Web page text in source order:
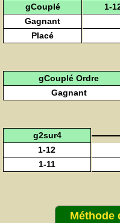
gCouplé 1-
Gagnant
Placé
gCouplé Ordre
Gagnant
g2sur4
1-12
1-11
Méthode